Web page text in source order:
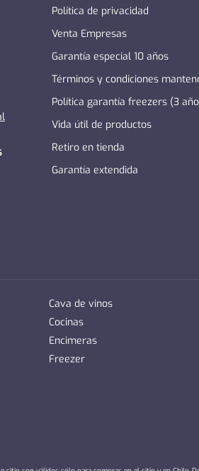
Política de privacidad
Venta Empresas
Garantía especial 10 años
Términos y condiciones
Política garantía freezers (3
Vida útil de productos
Retiro en tienda
Garantía extendida
Cava de vinos
Cocinas
Encimeras
Freezer